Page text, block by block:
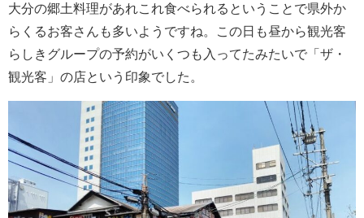
大分の郷土料理があれこれ食べられるということで県外か
らくるお客さんも多いようですね。この日も昼から観光客
らしきグループの予約がいくつも入ってたみたいで「ザ・
観光客」の店という印象でした。